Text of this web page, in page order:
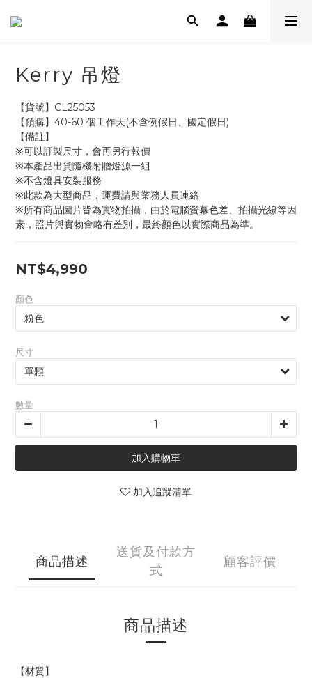
Kerry 吊燈
【貨號】CL25053
【預購】40-60 個工作天(不含例假日、國定假日)
【備註】
※可以訂製尺寸，會再另行報價
※本產品出貨隨機附贈燈源一組
※不含燈具安裝服務
※此款為大型商品，運費請與業務人員連絡
※所有商品圖片皆為實物拍攝，由於電腦螢幕色差、拍攝光線等因
素，照片與實物會略有差別，最終顏色以實際商品為準。
NT$4,990
顏色
尺寸
數量
加入購物車
加入追蹤清單
商品描述
送貨及付款方
式
顧客評價
商品描述
【材質】